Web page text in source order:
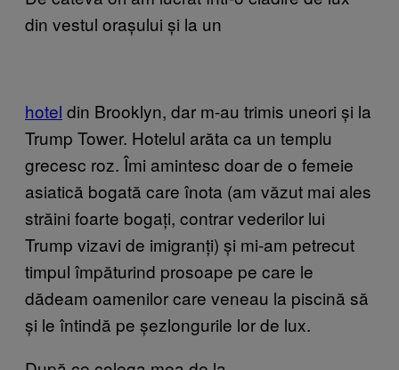
din vestul orașului și la un
hotel din Brooklyn, dar m-au trimis uneori și la
Trump Tower. Hotelul arăta ca un templu
grecesc roz. Îmi amintesc doar de o femeie
asiatică bogată care înota (am văzut mai ales
străini foarte bogați, contrar vederilor lui
Trump vizavi de imigranți) și mi-am petrecut
timpul împăturind prosoape pe care le
dădeam oamenilor care veneau la piscină să
și le întindă pe șezlongurile lor de lux.